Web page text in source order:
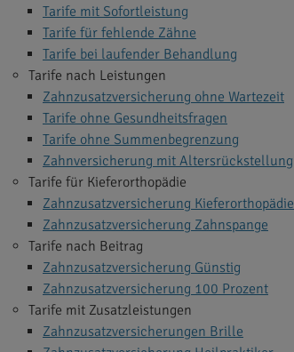
Tarife mit Sofortleistung
Tarife für fehlende Zähne
Tarife bei laufender Behandlung
Tarife nach Leistungen
Zahnzusatzversicherung ohne Wartezeit
Tarife ohne Gesundheitsfragen
Tarife ohne Summenbegrenzung
Zahnversicherung mit Altersrückstellung
Tarife für Kieferorthopädie
Zahnzusatzversicherung Kieferorthopädie
Zahnzusatzversicherung Zahnspange
Tarife nach Beitrag
Zahnzusatzversicherung Günstig
Zahnzusatzversicherung 100 Prozent
Tarife mit Zusatzleistungen
Zahnzusatzversicherungen Brille